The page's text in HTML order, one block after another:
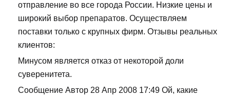
отправление во все города России. Низкие цены и
широкий выбор препаратов. Осуществляем
поставки только с крупных фирм. Отзывы реальных
клиентов:
Минусом является отказ от некоторой доли
суверенитета.
Сообщение Автор 28 Апр 2008 17:49 Ой, какие